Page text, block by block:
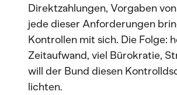
Direktzahlungen, Vorgaben
jede dieser Anforderungen
Kontrollen mit sich. Die Folge:
Zeitaufwand, viel Bürokratie,
will der Bund diesen
lichten.